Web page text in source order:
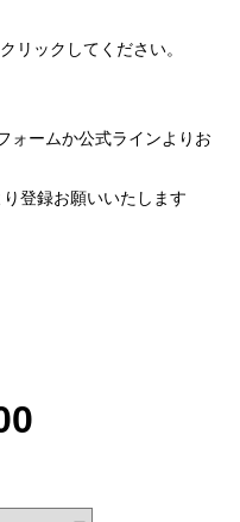
リックしてください。
ォームか公式ラインよりお
り登録お願いいたします